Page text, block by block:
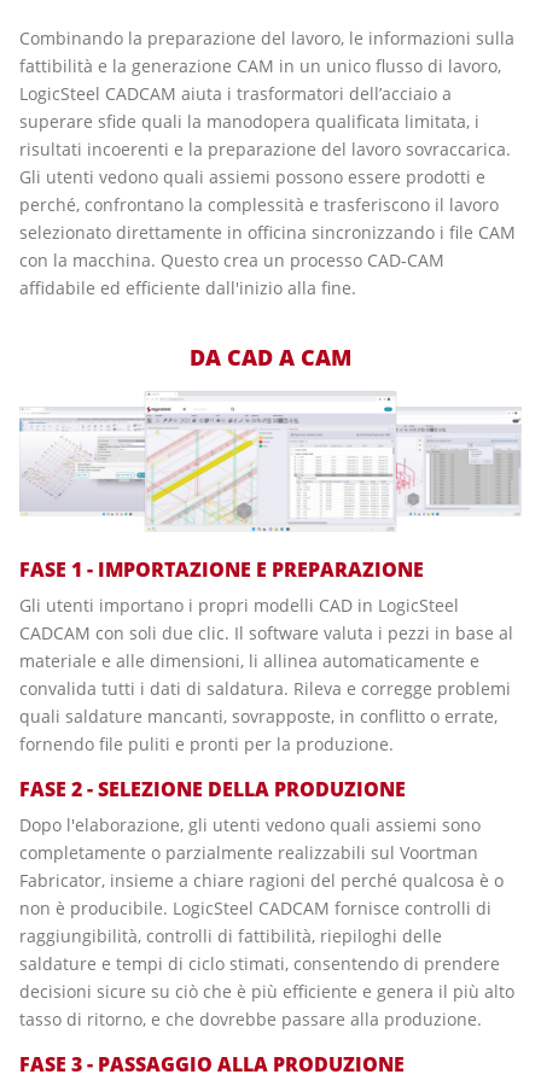
Combinando la preparazione del lavoro, le informazioni sulla
fattibilità e la generazione CAM in un unico flusso di lavoro,
LogicSteel CADCAM aiuta i trasformatori dell’acciaio a
superare sfide quali la manodopera qualificata limitata, i
risultati incoerenti e la preparazione del lavoro sovraccarica.
Gli utenti vedono quali assiemi possono essere prodotti e
perché, confrontano la complessità e trasferiscono il lavoro
selezionato direttamente in officina sincronizzando i file CAM
con la macchina. Questo crea un processo CAD-CAM
affidabile ed efficiente dall'inizio alla fine.
DA CAD A CAM
FASE 1 - IMPORTAZIONE E PREPARAZIONE
Gli utenti importano i propri modelli CAD in LogicSteel
CADCAM con soli due clic. Il software valuta i pezzi in base al
materiale e alle dimensioni, li allinea automaticamente e
convalida tutti i dati di saldatura. Rileva e corregge problemi
quali saldature mancanti, sovrapposte, in conflitto o errate,
fornendo file puliti e pronti per la produzione.
FASE 2 - SELEZIONE DELLA PRODUZIONE
Dopo l'elaborazione, gli utenti vedono quali assiemi sono
completamente o parzialmente realizzabili sul Voortman
Fabricator, insieme a chiare ragioni del perché qualcosa è o
non è producibile. LogicSteel CADCAM fornisce controlli di
raggiungibilità, controlli di fattibilità, riepiloghi delle
saldature e tempi di ciclo stimati, consentendo di prendere
decisioni sicure su ciò che è più efficiente e genera il più alto
tasso di ritorno, e che dovrebbe passare alla produzione.
FASE 3 - PASSAGGIO ALLA PRODUZIONE